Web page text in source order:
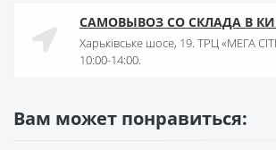
САМОВЫВОЗ СО СКЛАДА В
Харьківське шосе, 19. ТРЦ «МЕГА
10:00-14:00.
Вам может понравиться: